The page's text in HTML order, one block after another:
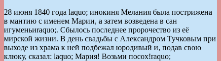
28 июня 1840 года laquo; инокиня Мелания была пострижена
в мантию с именем Марии, а затем возведена в сан
игуменьиraquo;. Сбылось последнее пророчество из её
мирской жизни. В день свадьбы с Александром Тучковым при
выходе из храма к ней подбежал юродивый и, подав свою
клюку, сказал: laquo; Мария! Возьми посох!raquo;